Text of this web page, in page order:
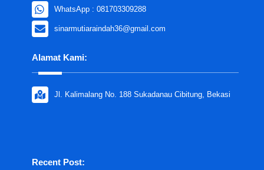
WhatsApp : 081703309288
sinarmutiaraindah36@gmail.com
Alamat Kami:
Jl. Kalimalang No. 188 Sukadanau Cibitung, Bekasi
Recent Post: